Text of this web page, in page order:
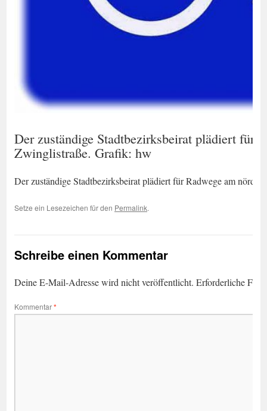
Der zuständige Stadtbezirksbeirat plädiert für
Zwinglistraße. Grafik: hw
Der zuständige Stadtbezirksbeirat plädiert für Radwege am
Setze ein Lesezeichen für den Permalink.
Schreibe einen Kommentar
Deine E-Mail-Adresse wird nicht veröffentlicht. Erforderliche
Kommentar*